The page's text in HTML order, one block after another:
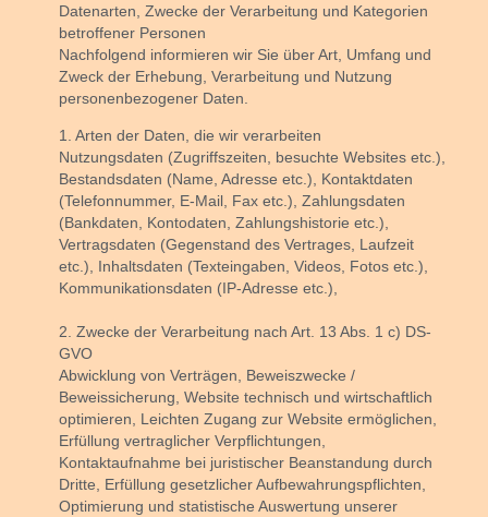
Datenarten, Zwecke der Verarbeitung und Kategorien
betroffener Personen
Nachfolgend informieren wir Sie über Art, Umfang und
Zweck der Erhebung, Verarbeitung und Nutzung
personenbezogener Daten.
1. Arten der Daten, die wir verarbeiten
Nutzungsdaten (Zugriffszeiten, besuchte Websites etc.),
Bestandsdaten (Name, Adresse etc.), Kontaktdaten
(Telefonnummer, E-Mail, Fax etc.), Zahlungsdaten
(Bankdaten, Kontodaten, Zahlungshistorie etc.),
Vertragsdaten (Gegenstand des Vertrages, Laufzeit
etc.), Inhaltsdaten (Texteingaben, Videos, Fotos etc.),
Kommunikationsdaten (IP-Adresse etc.),
2. Zwecke der Verarbeitung nach Art. 13 Abs. 1 c) DS-
GVO
Abwicklung von Verträgen, Beweiszwecke /
Beweissicherung, Website technisch und wirtschaftlich
optimieren, Leichten Zugang zur Website ermöglichen,
Erfüllung vertraglicher Verpflichtungen,
Kontaktaufnahme bei juristischer Beanstandung durch
Dritte, Erfüllung gesetzlicher Aufbewahrungspflichten,
Optimierung und statistische Auswertung unserer